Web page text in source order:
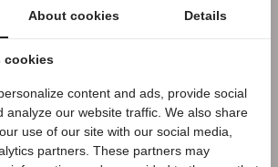
zorgt voor een versnelde
28%
genieten
van uw onderneming
afschrijven via uw onderneming
verstandig om dit met uw
prijs
speciale Motor2go prijs? Bel
About cookies Details
cookies
content and ads, provide social
analyze our website traffic. We also share
use of our site with our social media,
partners. These partners may